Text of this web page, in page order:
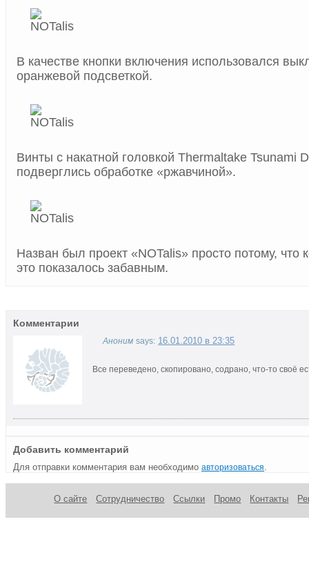
В качестве кнопки включения использовался
оранжевой подсветкой.
Винты с накатной головкой Thermaltake Tsunami
подверглись обработке «ржавчиной».
Назван был проект «NOTalis» просто потому, что
это показалось забавным.
Комментарии
Аноним says: 16.01.2010 в 23:35
Все переведено, скопировано, содрано, что-то своё
Добавить комментарий
Для отправки комментария вам необходимо авторизоваться
О сайте Сотрудничество Ссылки Промо Контакты